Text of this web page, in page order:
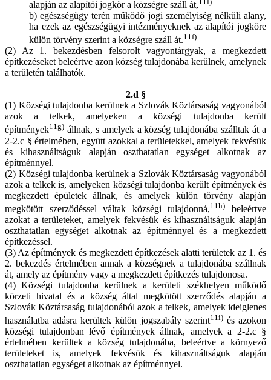
alapján az alapítói jogkör a községre száll át,
b) egészségügy terén működő jogi személyiség nélküli alany,
ha ezek az egészségügyi intézményeknek az alapítói jogköre
külön törvény szerint a községre száll át.11f)
(2) Az 1. bekezdésben felsorolt vagyontárgyak, a megkezdett
építkezéseket beleértve azon község tulajdonába kerülnek, amelynek
a területén találhatók.
2.d §
(1) Községi tulajdonba kerülnek a Szlovák Köztársaság vagyonából
azok a telkek, amelyeken a községi tulajdonba került
építmények11g) állnak, s amelyek a község tulajdonába szálltak át a
2-2.c § értelmében, együtt azokkal a területekkel, amelyek fekvésük
és kihasználtságuk alapján oszthatatlan egységet alkotnak az
építménnyel.
(2) Községi tulajdonba kerülnek a Szlovák Köztársaság vagyonából
azok a telkek is, amelyeken községi tulajdonba került építmények és
megkezdett épületek állnak, és amelyek külön törvény alapján
megkötött szerződéssel váltak községi tulajdonná,11h) beleértve
azokat a területeket, amelyek fekvésük és kihasználtságuk alapján
oszthatatlan egységet alkotnak az építménnyel és a megkezdett
építkezéssel.
(3) Az építmények és megkezdett építkezések alatti területek az 1. és
2. bekezdés értelmében annak a községnek a tulajdonába szállnak
át, amely az építmény vagy a megkezdett építkezés tulajdonosa.
(4) Községi tulajdonba kerülnek a kerületi székhelyen működő
körzeti hivatal és a község által megkötött szerződés alapján a
Szlovák Köztársaság tulajdonából azok a telkek, amelyek ideiglenes
használatba adásra kerültek külön jogszabály szerint11i)és azokon
községi tulajdonban lévő építmények állnak, amelyek a 2-2.c §
értelmében kerültek a község tulajdonába, beleértve a környező
területeket is, amelyek fekvésük és kihasználtságuk alapján
oszthatatlan egységet alkotnak az építménnyel.